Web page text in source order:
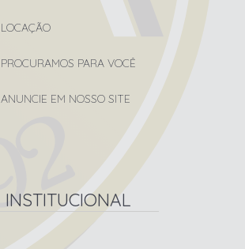
LOCAÇÃO
PROCURAMOS PARA VOCÊ
ANUNCIE EM NOSSO SITE
INSTITUCIONAL